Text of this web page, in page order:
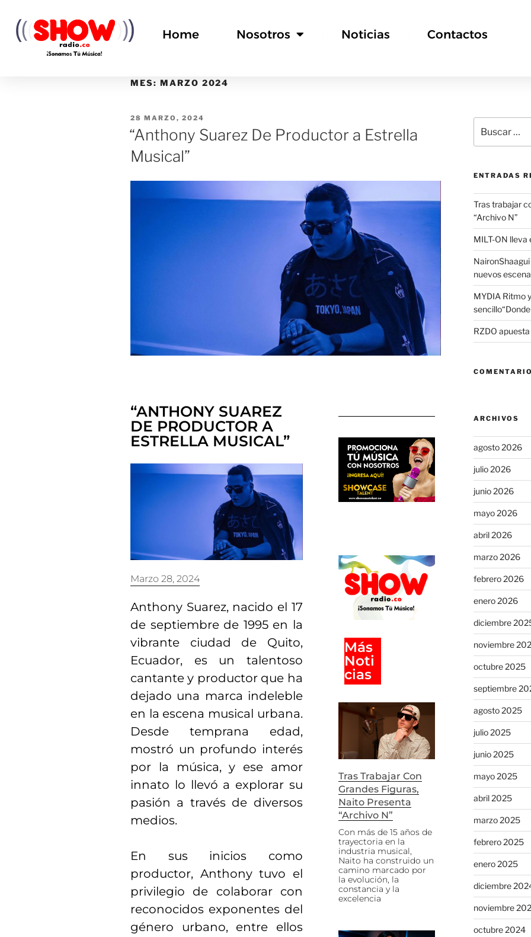
Home Nosotros Noticias Contactos
MES: MARZO 2024
28 MARZO, 2024
“Anthony Suarez De Productor a Estrella
Musical”
“ANTHONY SUAREZ
DE PRODUCTOR A
ESTRELLA MUSICAL”
Marzo 28, 2024
Anthony Suarez, nacido el 17
de septiembre de 1995 en la
vibrante ciudad de Quito,
Ecuador, es un talentoso
cantante y productor que ha
dejado una marca indeleble
en la escena musical urbana.
Desde temprana edad,
mostró un profundo interés
por la música, y ese amor
innato lo llevó a explorar su
pasión a través de diversos
medios.
En sus inicios como
productor, Anthony tuvo el
privilegio de colaborar con
reconocidos exponentes del
género urbano, entre ellos
Más
Noti
Cias
Tras Trabajar Con
Grandes Figuras,
Naito Presenta
“Archivo N”
Con más de 15 años de
trayectoria en la
industria musical,
Naito ha construido un
camino marcado por
la evolución, la
constancia y la
excelencia
ENTRADAS
Tras trabajar
“Archivo N”
MILT-ON lleva
nuevos
MYDIA Ritmo
sencillo“Donde
RZDO
ARCHIVOS
agosto 2026
julio 2026
junio 2026
mayo 2026
abril 2026
marzo 2026
febrero 2026
enero 2026
diciembre
noviembre
octubre 2025
septiembre
agosto 2025
julio 2025
junio 2025
mayo 2025
abril 2025
marzo 2025
febrero 2025
enero 2025
diciembre
noviembre
octubre 2024